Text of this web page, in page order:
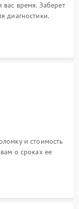
время. Заберет
диагностики.
и стоимость
о сроках ее